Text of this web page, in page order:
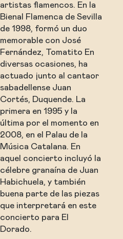
artistas flamencos. En la
Bienal Flamenca de Sevilla
de 1998, formó un duo
memorable con José
Fernández, Tomatito En
diversas ocasiones, ha
actuado junto al cantaor
sabadellense Juan
Cortés, Duquende. La
primera en 1995 y la
última por el momento en
2008, en el Palau de la
Música Catalana. En
aquel concierto incluyó la
célebre granaína de Juan
Habichuela, y también
buena parte de las piezas
que interpretará en este
concierto para El
Dorado.